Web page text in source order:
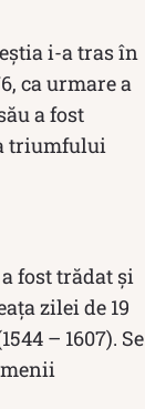
i-a tras în
ca urmare a
a fost
triumfului
fost trădat și
zilei de 19
– 1607). Se